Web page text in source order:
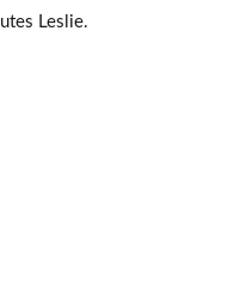
Leslie.